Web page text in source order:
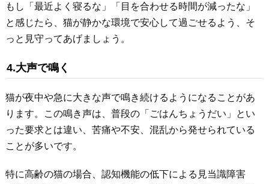
もし「最近よく寝るな」「目を合わせる時間が減ったな」
と感じたら、猫が静かな環境で安心して過ごせるよう、そ
っと見守ってあげましょう。
4.大声で鳴く
猫が夜中や急に大きな声で鳴き続けるようになることがあ
ります。この鳴き声は、普段の「ごはんちょうだい」とい
った要求とは違い、苦痛や不安、混乱から発せられている
ことが多いです。
特に高齢の猫の場合、認知機能の低下による見当識障害